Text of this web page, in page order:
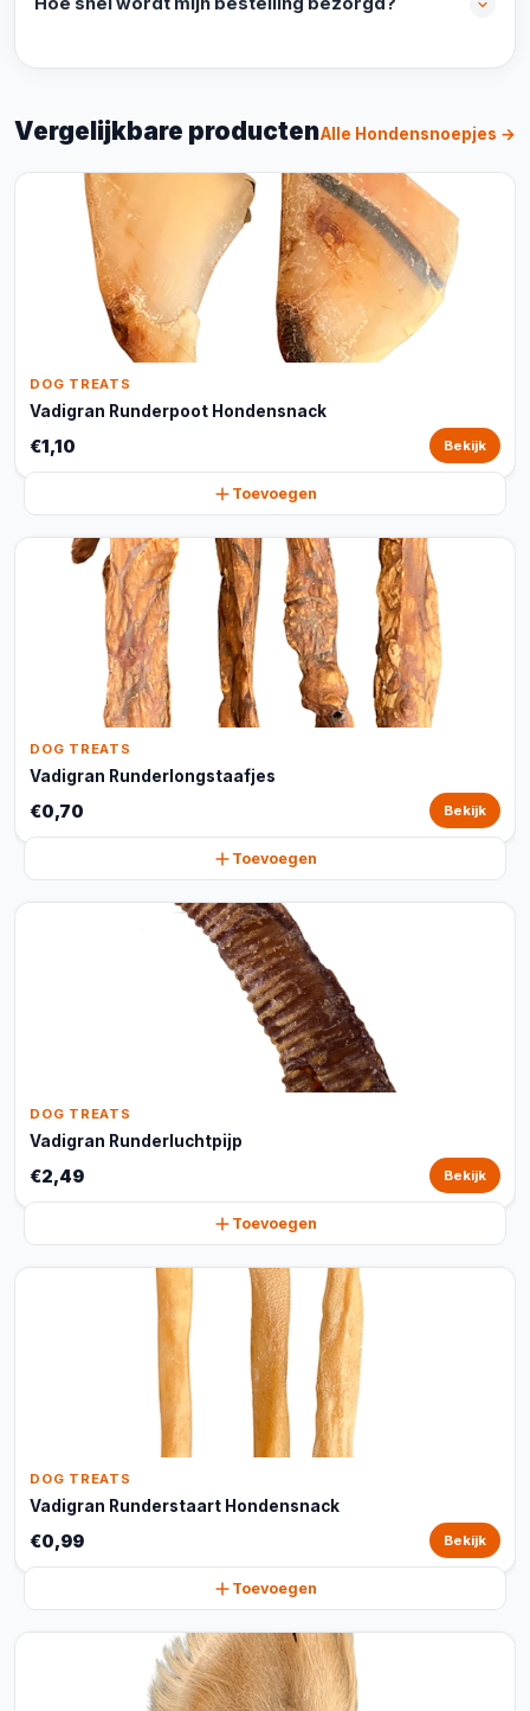
Vergelijkbare productenAlle Hondensnoepjes →
DOG TREATS
Vadigran Runderpoot Hondensnack
€1,10 Bekijk
Toevoegen
DOG TREATS
Vadigran Runderlongstaafjes
€0,70 Bekijk
Toevoegen
DOG TREATS
Vadigran Runderluchtpijp
€2,49 Bekijk
Toevoegen
DOG TREATS
Vadigran Runderstaart Hondensnack
€0,99 Bekijk
Toevoegen